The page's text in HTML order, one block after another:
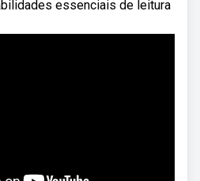
essenciais de leitura